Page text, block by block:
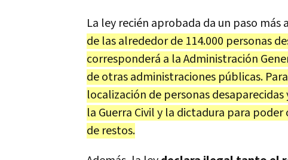
La ley recién aprobada da un paso
de las alrededor de 114.000 personas
corresponderá a la Administración
de otras administraciones públicas.
localización de personas
la Guerra Civil y la dictadura para
de restos.